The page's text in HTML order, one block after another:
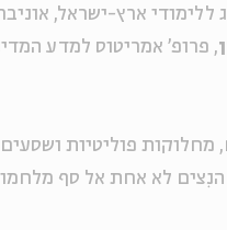
ללימודי ארץ-ישראל,
, פרופ' אמריטוס למדע
מחלוקות פוליטיות
הנִצים לא אחת אל סף